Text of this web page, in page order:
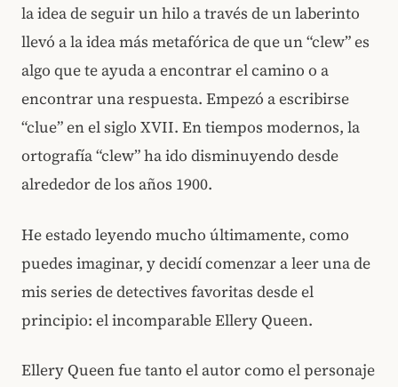
la idea de seguir un hilo a través de un laberinto
llevó a la idea más metafórica de que un “clew” es
algo que te ayuda a encontrar el camino o a
encontrar una respuesta. Empezó a escribirse
“clue” en el siglo XVII. En tiempos modernos, la
ortografía “clew” ha ido disminuyendo desde
alrededor de los años 1900.
He estado leyendo mucho últimamente, como
puedes imaginar, y decidí comenzar a leer una de
mis series de detectives favoritas desde el
principio: el incomparable Ellery Queen.
Ellery Queen fue tanto el autor como el personaje